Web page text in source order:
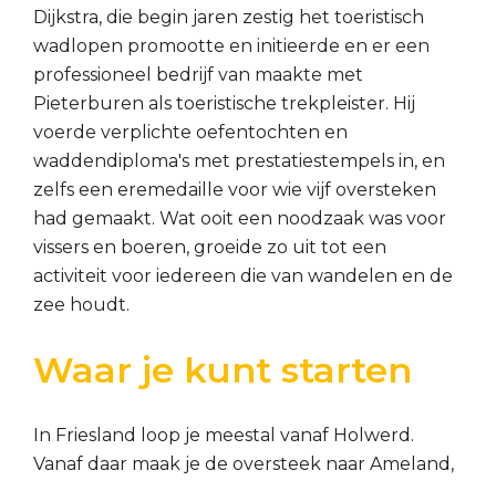
Dijkstra, die begin jaren zestig het toeristisch
wadlopen promootte en initieerde en er een
professioneel bedrijf van maakte met
Pieterburen als toeristische trekpleister. Hij
voerde verplichte oefentochten en
waddendiploma's met prestatiestempels in, en
zelfs een eremedaille voor wie vijf oversteken
had gemaakt. Wat ooit een noodzaak was voor
vissers en boeren, groeide zo uit tot een
activiteit voor iedereen die van wandelen en de
zee houdt.
Waar je kunt starten
In Friesland loop je meestal vanaf Holwerd.
Vanaf daar maak je de oversteek naar Ameland,